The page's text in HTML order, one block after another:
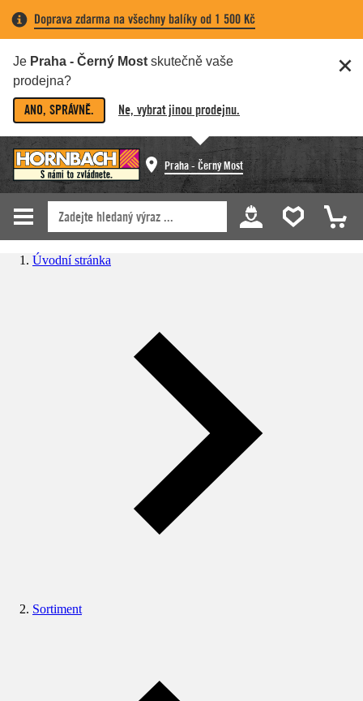
Doprava zdarma na všechny balíky od 1 500 Kč
Je Praha - Černý Most skutečně vaše
prodejna?
ANO, SPRÁVNĚ. Ne, vybrat jinou prodejnu.
Praha - Černý Most
Úvodní stránka
Sortiment